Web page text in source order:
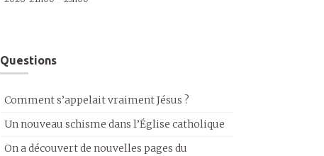
Questions
Comment s’appelait vraiment Jésus ?
Un nouveau schisme dans l’Église catholique
On a découvert de nouvelles pages du